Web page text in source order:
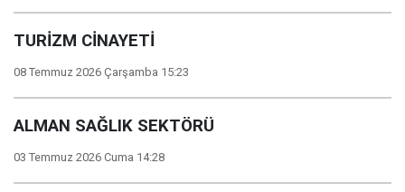
TURİZM CİNAYETİ
08 Temmuz 2026 Çarşamba 15:23
ALMAN SAĞLIK SEKTÖRÜ
03 Temmuz 2026 Cuma 14:28